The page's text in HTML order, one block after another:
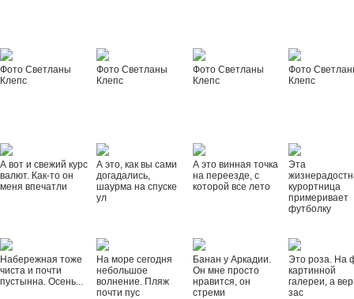
Фото Светланы
Клепс
Фото Светланы
Клепс
Фото Светланы
Клепс
Фото
Клепс
А вот и свежий курс
валют. Как-то он
меня впечатли
А это, как вы сами
догадались,
шаурма на спуске
ул
А это винная точка
на переезде, с
которой все лето
Эта
курортница
примеривает
футболку
Набережная тоже
чиста и почти
пустынна. Осень...
На море сегодня
небольшое
волнение. Пляж
почти пус
Банан у Аркадии.
Он мне просто
нравится, он
стреми
Это роза. На
картинной
галереи, а
зас